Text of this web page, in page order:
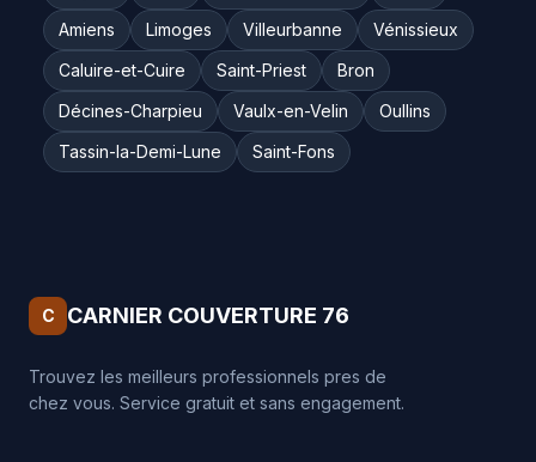
Amiens
Limoges Villeurbanne
Vénissieux
Caluire-et-Cuire
Saint-Priest
Bron
Décines-Charpieu
Vaulx-en-Velin
Oullins
Tassin-la-Demi-Lune
Saint-Fons
C CARNIER COUVERTURE 76
Trouvez les meilleurs professionnels pres de
chez vous. Service gratuit et sans engagement.